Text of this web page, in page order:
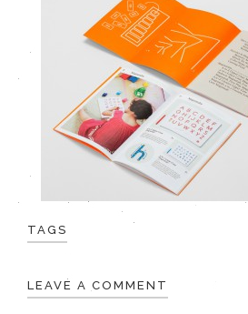
TAGS
LEAVE A COMMENT